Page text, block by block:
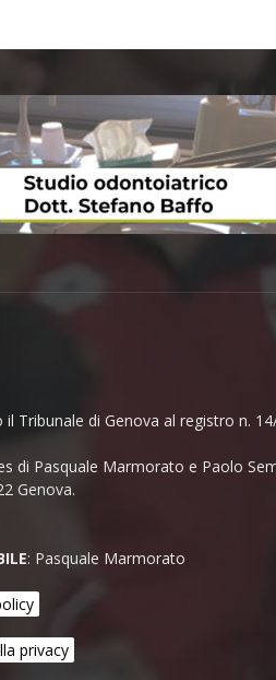
Tribunale di Genova al registro n.
di Pasquale Marmorato e Paolo
Genova.
: Pasquale Marmorato
privacy